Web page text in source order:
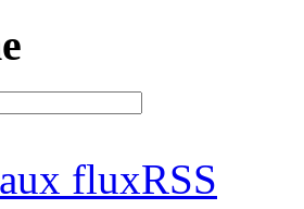
fluxRSS